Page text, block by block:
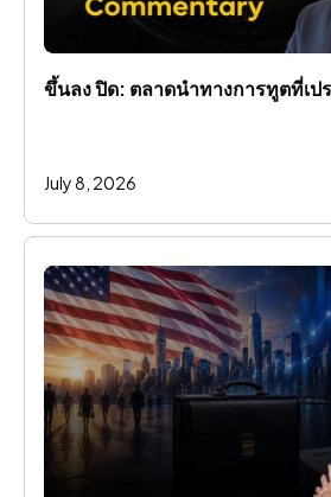
ขึ้นลง ปิด: ตลาดนําทางการทูตที่เป
July 8, 2026